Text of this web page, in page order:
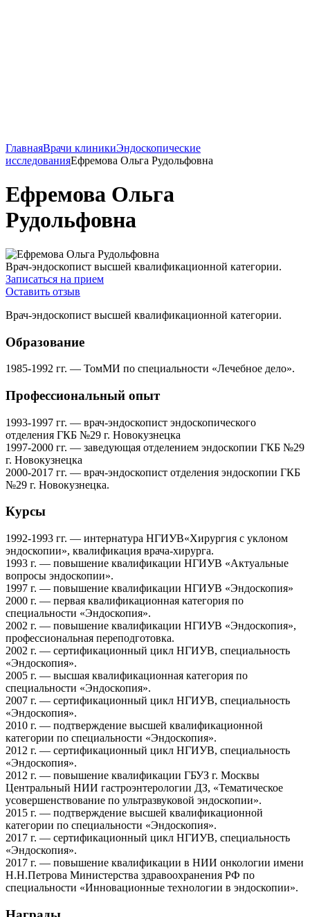
ГлавнаяВрачи клиникиЭндоскопические
исследованияЕфремова Ольга Рудольфовна
Ефремова Ольга
Рудольфовна
Врач-эндоскопист высшей квалификационной категории.
Записаться на прием
Оставить отзыв
Врач-эндоскопист высшей квалификационной категории.
Образование
1985-1992 гг. — ТомМИ по специальности «Лечебное дело».
Профессиональный опыт
1993-1997 гг. — врач-эндоскопист эндоскопического
отделения ГКБ №29 г. Новокузнецка
1997-2000 гг. — заведующая отделением эндоскопии ГКБ №29
г. Новокузнецка
2000-2017 гг. — врач-эндоскопист отделения эндоскопии ГКБ
№29 г. Новокузнецка.
Курсы
1992-1993 гг. — интернатура НГИУВ«Хирургия с уклоном
эндоскопии», квалификация врача-хирурга.
1993 г. — повышение квалификации НГИУВ «Актуальные
вопросы эндоскопии».
1997 г. — повышение квалификации НГИУВ «Эндоскопия»
2000 г. — первая квалификационная категория по
специальности «Эндоскопия».
2002 г. — повышение квалификации НГИУВ «Эндоскопия»,
профессиональная переподготовка.
2002 г. — сертификационный цикл НГИУВ, специальность
«Эндоскопия».
2005 г. — высшая квалификационная категория по
специальности «Эндоскопия».
2007 г. — сертификационный цикл НГИУВ, специальность
«Эндоскопия».
2010 г. — подтверждение высшей квалификационной
категории по специальности «Эндоскопия».
2012 г. — сертификационный цикл НГИУВ, специальность
«Эндоскопия».
2012 г. — повышение квалификации ГБУЗ г. Москвы
Центральный НИИ гастроэнтерологии ДЗ, «Тематическое
усовершенствование по ультразвуковой эндоскопии».
2015 г. — подтверждение высшей квалификационной
категории по специальности «Эндоскопия».
2017 г. — сертификационный цикл НГИУВ, специальность
«Эндоскопия».
2017 г. — повышение квалификации в НИИ онкологии имени
Н.Н.Петрова Министерства здравоохранения РФ по
специальности «Инновационные технологии в эндоскопии».